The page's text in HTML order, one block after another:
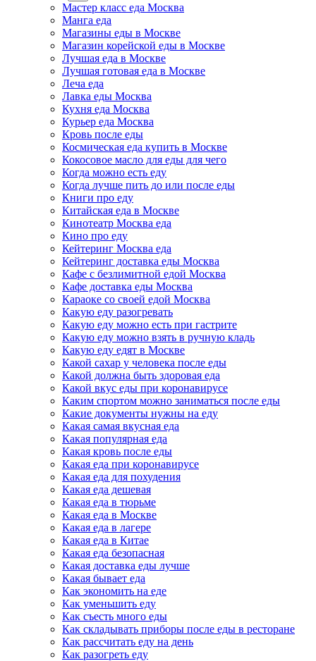
Мастер класс еда Москва
Манга еда
Магазины еды в Москве
Магазин корейской еды в Москве
Лучшая еда в Москве
Лучшая готовая еда в Москве
Леча еда
Лавка еды Москва
Кухня еда Москва
Курьер еда Москва
Кровь после еды
Космическая еда купить в Москве
Кокосовое масло для еды для чего
Когда можно есть еду
Когда лучше пить до или после еды
Книги про еду
Китайская еда в Москве
Кинотеатр Москва еда
Кино про еду
Кейтеринг Москва еда
Кейтеринг доставка еды Москва
Кафе с безлимитной едой Москва
Кафе доставка еды Москва
Караоке со своей едой Москва
Какую еду разогревать
Какую еду можно есть при гастрите
Какую еду можно взять в ручную кладь
Какую еду едят в Москве
Какой сахар у человека после еды
Какой должна быть здоровая еда
Какой вкус еды при коронавирусе
Каким спортом можно заниматься после еды
Какие документы нужны на еду
Какая самая вкусная еда
Какая популярная еда
Какая кровь после еды
Какая еда при коронавирусе
Какая еда для похудения
Какая еда дешевая
Какая еда в тюрьме
Какая еда в Москве
Какая еда в лагере
Какая еда в Китае
Какая еда безопасная
Какая доставка еды лучше
Какая бывает еда
Как экономить на еде
Как уменьшить еду
Как съесть много еды
Как складывать приборы после еды в ресторане
Как рассчитать еду на день
Как разогреть еду